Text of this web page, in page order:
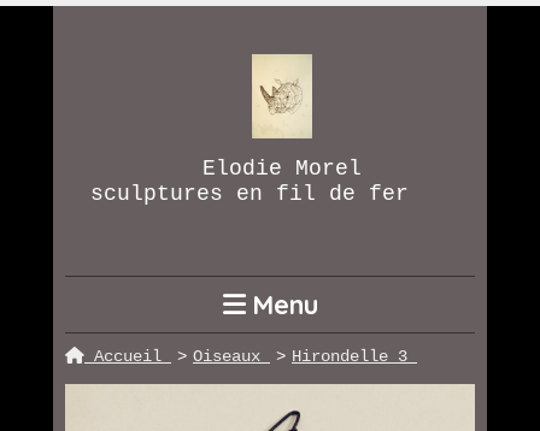
Elodie Morel
sculptures en fil de fer
Menu
Accueil Oiseaux Hirondelle 3